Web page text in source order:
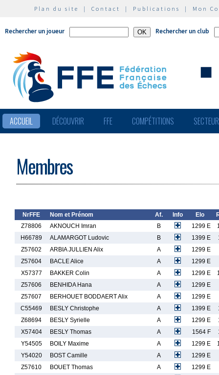
Plan du site | Contact | Publications | Mon
Rechercher un joueur Rechercher un club
ACCUEIL DÉCOUVRIR FFE COMPÉTITIONS
Membres
NrFFE Nom et Prénom Af. Info Elo
Z78806
AKNOUCH Imran B 1299 E
H66789
ALAMARGOT Ludovic B 1399 E
Z57602
ARBIA JULLIEN Alix A
1299 E
Z57604
BACLE Alice A
1299 E
X57377
BAKKER Colin A 1299 E
Z57606
BENHIDA Hana A
1299 E
Z57607
BERHOUET BODDAERT Alix A
1299 E
C55469
BESLY Christophe A 1399 E
Z68694
BESLY Syrielle A 1299 E
X57404
BESLY Thomas A 1564 F
Y54505
BOILY Maxime A 1299 E
Y54020
BOST Camille A
1299 E
Z57610
BOUET Thomas A
1299 E